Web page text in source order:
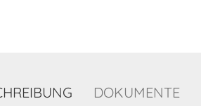
DOKUMENTE